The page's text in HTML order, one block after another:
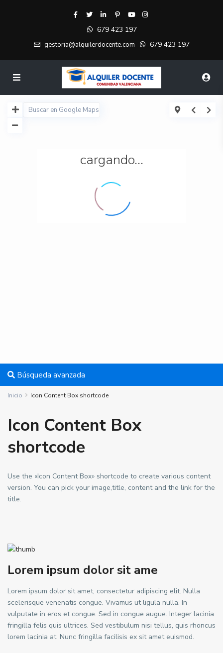
679 423 197
gestoria@alquilerdocente.com 679 423 197
cargando...
Búsqueda avanzada
Inicio Icon Content Box shortcode
Icon Content Box
shortcode
Use the «Icon Content Box» shortcode to create various content
version. You can pick your image,title, content and the link for the
title.
Lorem ipsum dolor sit ame
Lorem ipsum dolor sit amet, consectetur adipiscing elit. Nulla
scelerisque venenatis congue. Vivamus ut ligula nulla. In
vulputate in eros et congue. Sed in congue augue. Integer lacinia
fringilla felis quis ultrices. Sed vestibulum nisi tellus, quis rhoncus
lorem lacinia at. Nunc fringilla facilisis ex sit amet euismod.